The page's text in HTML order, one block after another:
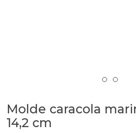
Molde caracola
14,2 cm